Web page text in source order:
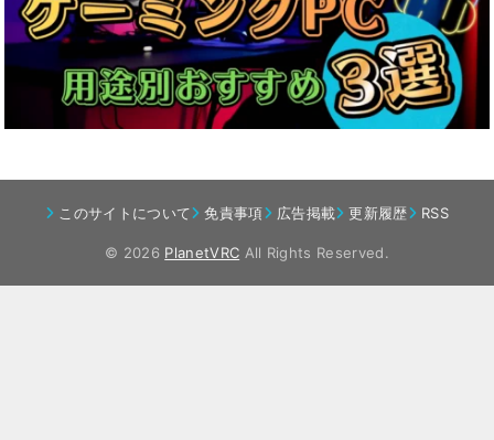
このサイトについて 免責事項 広告掲載 更新履歴 RSS
© 2026 PlanetVRC All Rights Reserved.